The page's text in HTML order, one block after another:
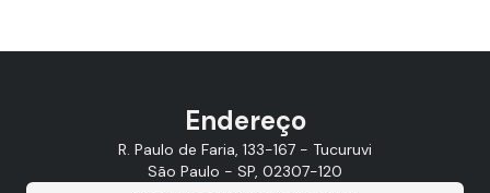
Endereço
R. Paulo de Faria, 133-167 - Tucuruvi
São Paulo - SP, 02307-120